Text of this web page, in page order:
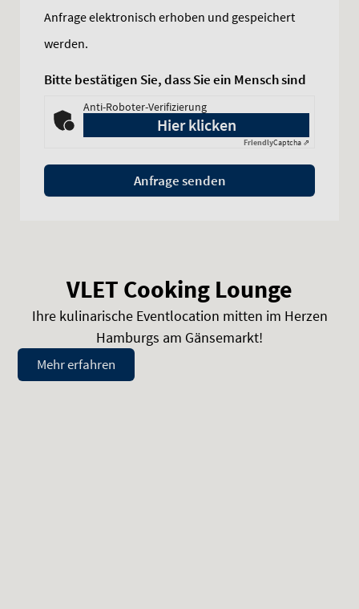
Anfrage elektronisch erhoben und gespeichert
werden.
Bitte bestätigen Sie, dass Sie ein Mensch sind
Anti-Roboter-Verifizierung
Hier klicken
FriendlyCaptcha ⇗
Anfrage senden
VLET Cooking Lounge
Ihre kulinarische Eventlocation mitten im Herzen
Hamburgs am Gänsemarkt!
Mehr erfahren